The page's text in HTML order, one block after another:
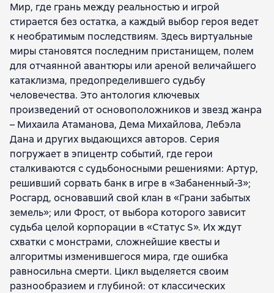
Александр Стасенко Наиль Эдуардович Выборнов
Алекс Ланг Олег Здрав (Мыслин)
Сергей Плотников Алексей Вязовский
Инга Ольховская Георгий Смородинский
Валерий Пылаев Евгений Старухин
Михаил Атаманов Лебэл Дан Егор Дрознес
Михаил Булыух Павел Коршунов
Владимир Василенко Сергей Пефтеев
Александр и Евгения Гедеон
Иван Снежный
Эдуард Поляков Игорь Нокс Иван Лагунин
Шемер Кузниц Варвара Мадоши Лео Сухов
Михаил Владимирович Уткин Юрий Уленгов
Дмитрий Распопов
Валерий Владимирович Муллагалеев
Трэвис Бэгвелл Саймон Вэйл Дмитрий Манасыпов
Николай Лумрас Алль Терр
Мир, где грань между реальностью и игрой
стирается без остатка, а каждый выбор героя ведет
к необратимым последствиям. Здесь виртуальные
миры становятся последним пристанищем, полем
для отчаянной авантюры или ареной величайшего
катаклизма, предопределившего судьбу
человечества. Это антология ключевых
произведений от основоположников и звезд жанра
– Михаила Атаманова, Дема Михайлова, Лебэла
Дана и других выдающихся авторов. Серия
погружает в эпицентр событий, где герои
сталкиваются с судьбоносными решениями: Артур,
решивший сорвать банк в игре в «Забаненный-3»;
Росгард, основавший свой клан в «Грани забытых
земель»; или Фрост, от выбора которого зависит
судьба целой корпорации в «Статус S». Их ждут
схватки с монстрами, сложнейшие квесты и
алгоритмы изменившегося мира, где ошибка
равносильна смерти. Цикл выделяется своим
разнообразием и глубиной: от классических